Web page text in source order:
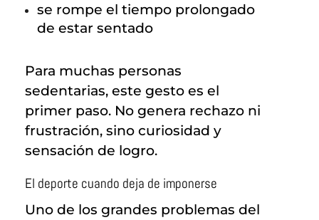
se rompe el tiempo prolongado
de estar sentado
Para muchas personas
sedentarias, este gesto es el
primer paso. No genera rechazo ni
frustración, sino curiosidad y
sensación de logro.
El deporte cuando deja de imponerse
Uno de los grandes problemas del